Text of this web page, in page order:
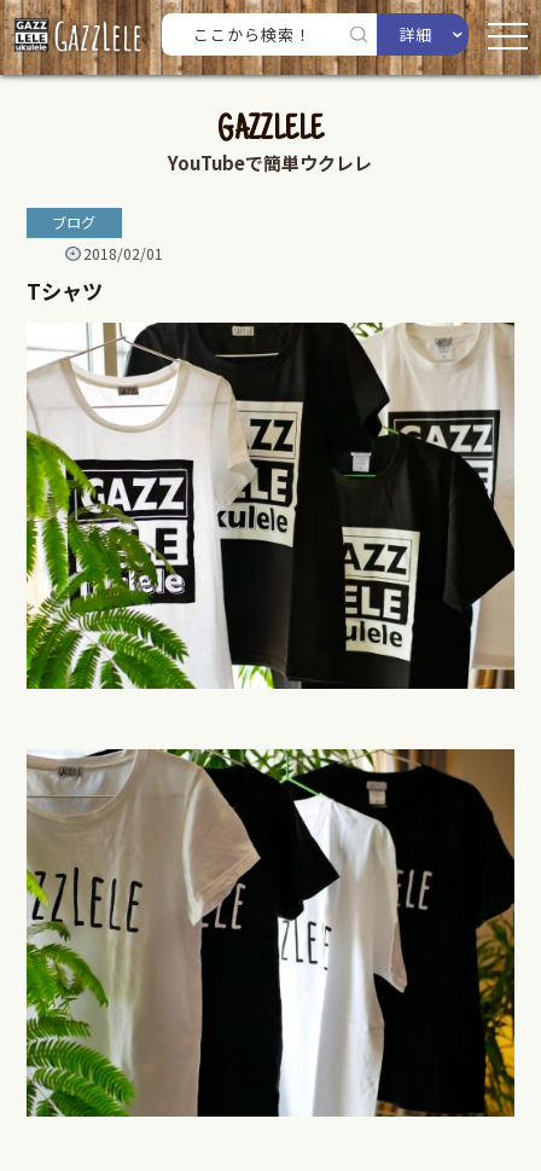
詳細
GAZZLELE
YouTubeで簡単ウクレレ
ブログ
2018/02/01
Tシャツ